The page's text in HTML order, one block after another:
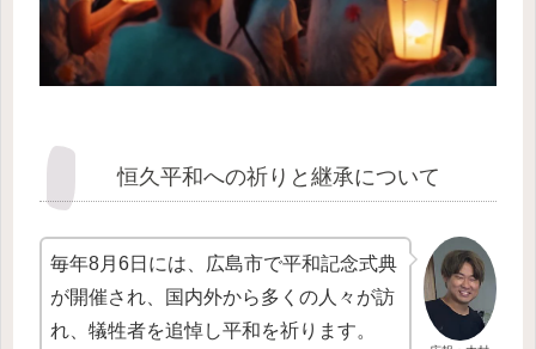
恒久平和への祈りと継承について
毎年8月6日には、広島市で平和記念式典
が開催され、国内外から多くの人々が訪
れ、犠牲者を追悼し平和を祈ります。